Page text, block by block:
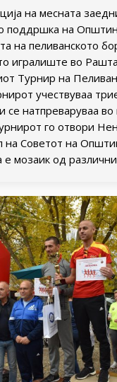
на месната
поддршка на
на пеливанското
игралиште во
Турнир на
учествуваа
се натпреваруваа во
го отвори
на Советот на
е мозаик од